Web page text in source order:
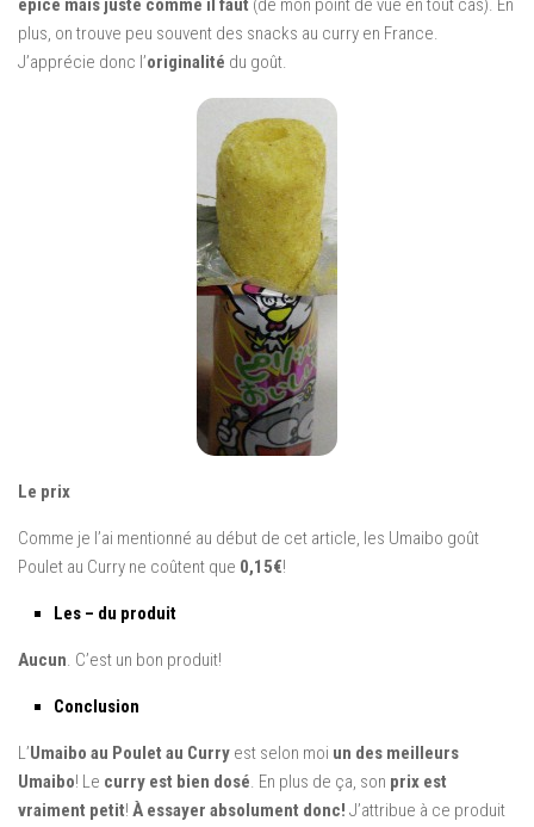
épicé mais juste comme il faut (de mon point de vue en tout cas). En
plus, on trouve peu souvent des snacks au curry en France.
J’apprécie donc l’originalité du goût.
Le prix
Comme je l’ai mentionné au début de cet article, les Umaibo goût
Poulet au Curry ne coûtent que 0,15€!
Les – du produit
Aucun. C’est un bon produit!
Conclusion
L’Umaibo au Poulet au Curry est selon moi un des meilleurs
Umaibo! Le curry est bien dosé. En plus de ça, son prix est
vraiment petit! À essayer absolument donc! J’attribue à ce produit